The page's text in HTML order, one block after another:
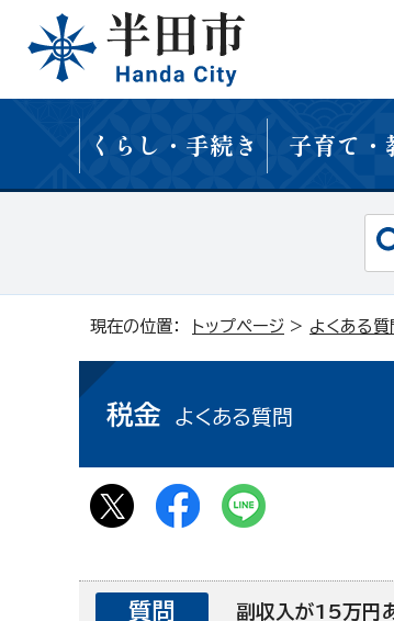
くらし・手続き 子育て・
現在の位置： トップページ > よくある質
税金 よくある質問
質問 副収入が15万円